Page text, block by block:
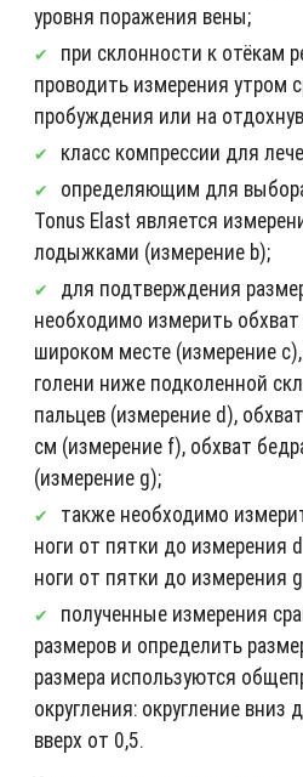
уровня поражения вены;
при склонности к отёкам
проводить измерения утром
пробуждения или на
класс компрессии для
определяющим для
Tonus Elast является
лодыжками (измерение b);
для подтверждения
необходимо измерить
широком месте (измерение
голени ниже подколенной
пальцев (измерение d),
см (измерение f), обхват
(измерение g);
также необходимо
ноги от пятки до измерения
ноги от пятки до измерения
полученные измерения
размеров и определить
размера используются
округления: округление вниз
вверх от 0,5.